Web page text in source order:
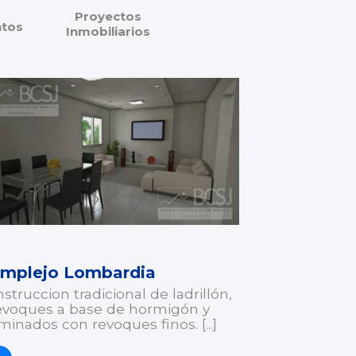
Proyectos
Inmobiliarios
Lombardia
tradicional de ladrillón,
a base de hormigón y
con revoques finos. [...]